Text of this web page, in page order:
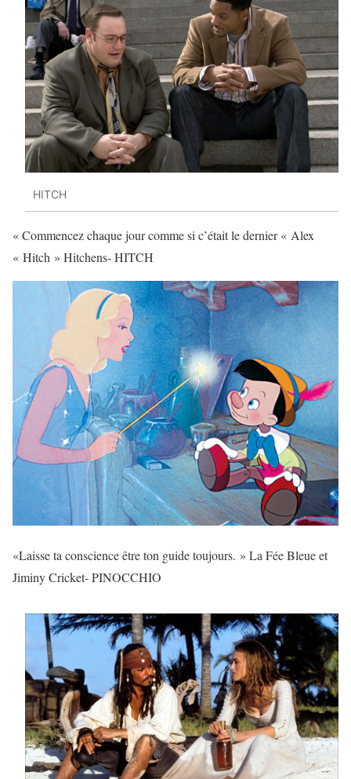
HITCH
« Commencez chaque jour comme si c’était le dernier « Alex
« Hitch » Hitchens- HITCH
«Laisse ta conscience être ton guide toujours. » La Fée Bleue et
Jiminy Cricket- PINOCCHIO